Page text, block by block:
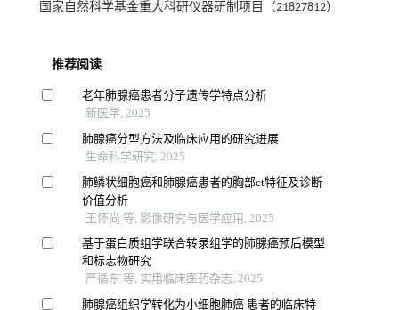
国家自然科学基金重大科研仪器研制项目（21827812）